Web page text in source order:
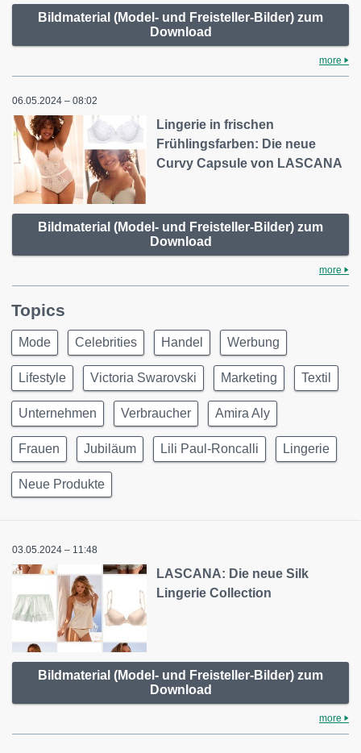
Bildmaterial (Model- und Freisteller-Bilder) zum
Download
more
06.05.2024 – 08:02
Lingerie in frischen
Frühlingsfarben: Die neue
Curvy Capsule von LASCANA
Bildmaterial (Model- und Freisteller-Bilder) zum
Download
more
Topics
Mode Celebrities Handel Werbung
Lifestyle Victoria Swarovski Marketing Textil
Unternehmen Verbraucher Amira Aly
Frauen Jubiläum Lili Paul-Roncalli Lingerie
Neue Produkte
03.05.2024 – 11:48
LASCANA: Die neue Silk
Lingerie Collection
Bildmaterial (Model- und Freisteller-Bilder) zum
Download
more